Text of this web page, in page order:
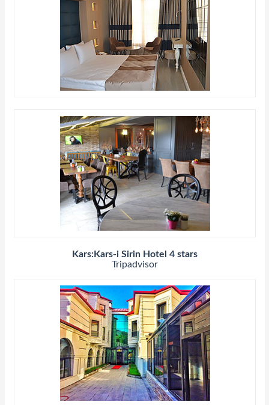
Kars:Kars-i Sirin Hotel 4 stars
Tripadvisor